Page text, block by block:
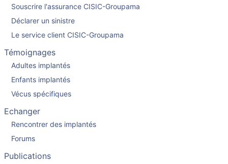
Souscrire l'assurance CISIC-Groupama
Déclarer un sinistre
Le service client CISIC-Groupama
Témoignages
Adultes implantés
Enfants implantés
Vécus spécifiques
Echanger
Rencontrer des implantés
Forums
Publications